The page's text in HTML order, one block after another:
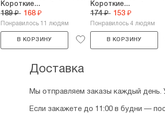
Короткие...
189 ₽ 168 ₽
Понравилось 11 людям
В КОРЗИНУ
Короткие...
174 ₽ 153 ₽
Понравилось 4 людям
В КОРЗИНУ
Доставка
Мы отправляем заказы каждый день.
Если закажете до 11:00 в будни —